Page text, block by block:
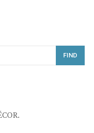
FIND